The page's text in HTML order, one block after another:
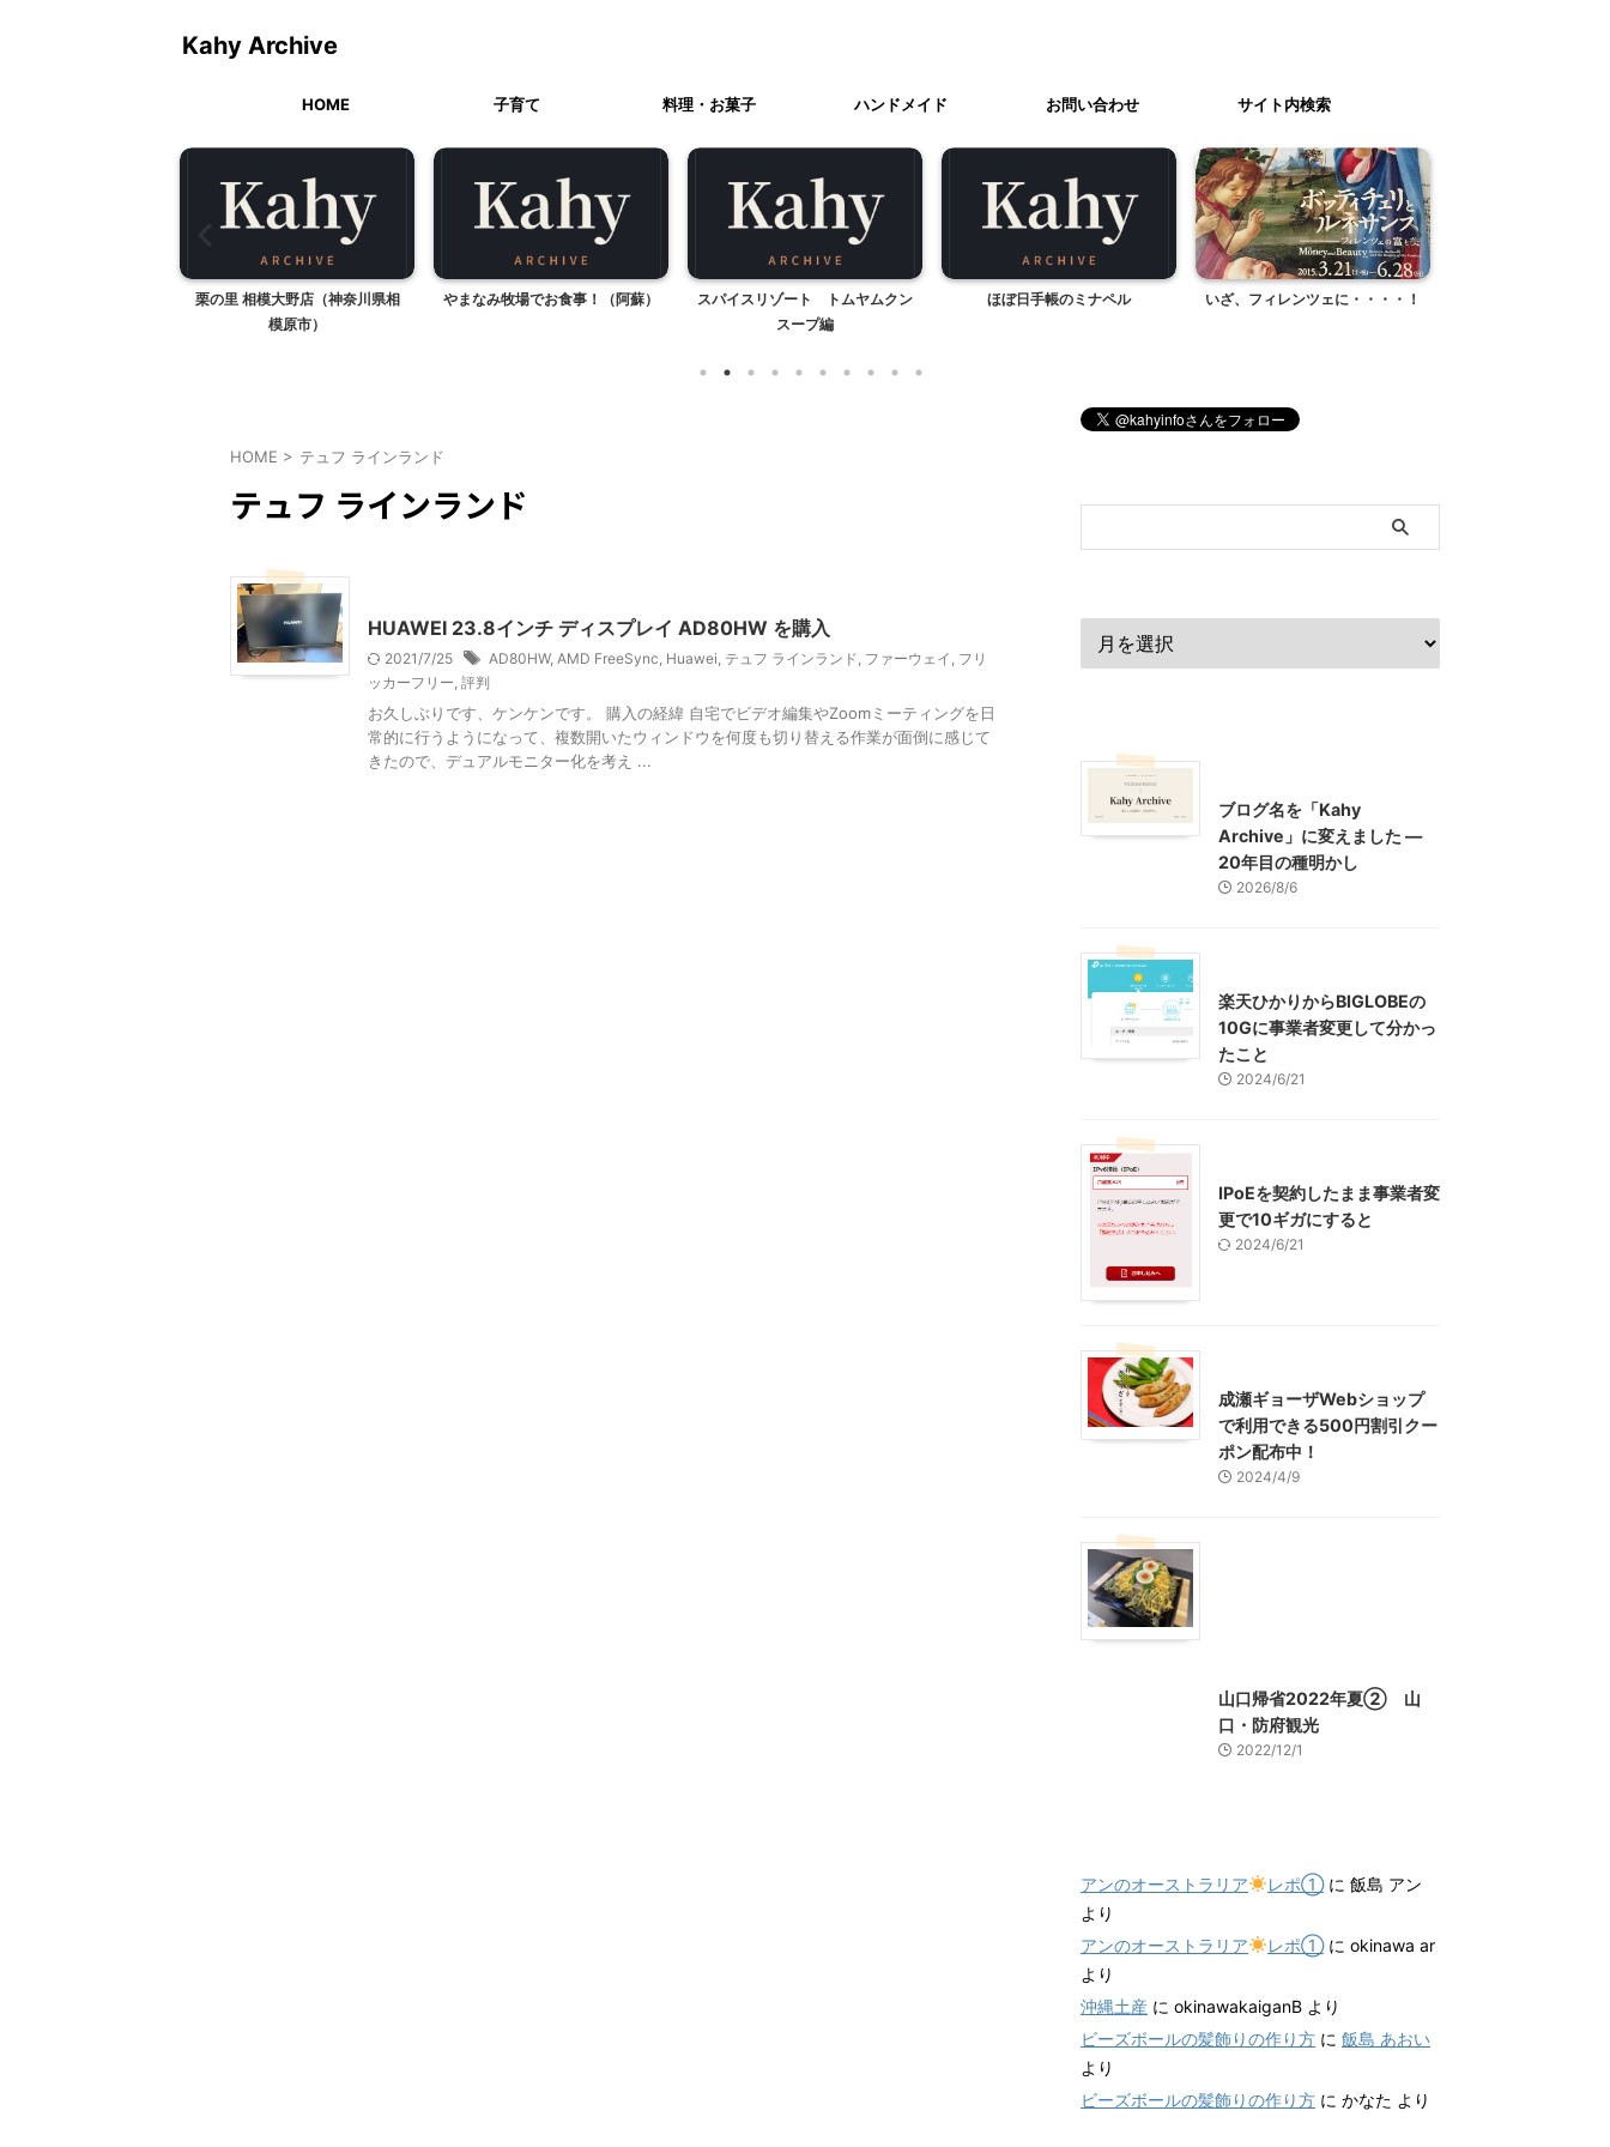
Kahy Archive
HOME 子育て 料理・お菓子 ハンドメイド お問い合わせ サイト内検索
栗の里 相模大野店（神奈川県相
模原市）
やまなみ牧場でお食事！（阿蘇）
スパイスリゾート トムヤムクン
スープ編
ほぼ日手帳のミナペル いざ、フィレンツェに・・・・！
HOME > テュフ ラインランド
テュフ ラインランド
HUAWEI 23.8インチ ディスプレイ AD80HW を購入
2021/7/25 AD80HW, AMD FreeSync Huawei テュフ ラインランド ファーウェイ フリ
ッカーフリー 評判
お久しぶりです、ケンケンです。 購入の経緯 自宅でビデオ編集やZoomミーティングを日
常的に行うようになって、複数開いたウィンドウを何度も切り替える作業が面倒に感じて
きたので、デュアルモニター化を考え ...
ブログ名を「Kahy
Archive」に変えました ―
20年目の種明かし
2026/8/6
楽天ひかりからBIGLOBEの
10Gに事業者変更して分かっ
たこと
2024/6/21
IPoEを契約したまま事業者変
更で10ギガにすると
2024/6/21
成瀬ギョーザWebショップ
で利用できる500円割引クー
ポン配布中！
2024/4/9
山口帰省2022年夏② 山
口・防府観光
2022/12/1
アンのオーストラリア レポ①に 飯島 アン
より
アンのオーストラリア
レポ①に okinawa ar
より
沖縄土産 に okinawakaiganB より
ビーズボールの髪飾りの作り方 に 飯島 あおい
より
ビーズボールの髪飾りの作り方 に かなた より